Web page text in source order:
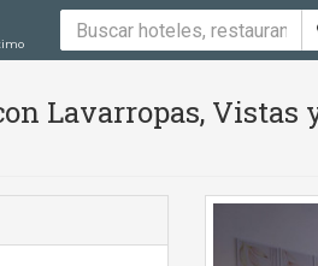
Lavarropas, Vistas